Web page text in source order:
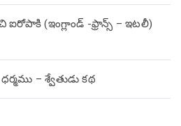
(ఇంగ్లాండ్ -ఫ్రాన్స్ – ఇటలీ)
– శ్వేతుడు కథ